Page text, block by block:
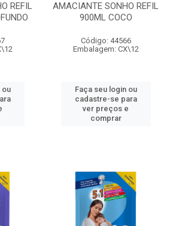
REFIL
ou
AMACIANTE SONHO REFIL
900ML COCO
Código: 44566
Embalagem: CX\12
Faça seu login ou
cadastre-se para
ver preços e
comprar